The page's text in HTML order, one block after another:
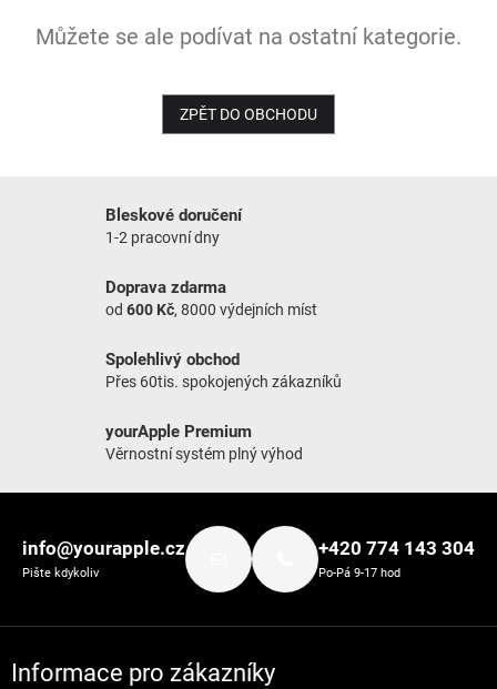
NOVINKY
Můžete se ale podívat na ostatní kategorie.
ZPĚT DO OBCHODU
Bleskové doručení
1-2 pracovní dny
Doprava zdarma
od 600 Kč, 8000 výdejních míst
Spolehlivý obchod
Přes 60tis. spokojených zákazníků
yourApple Premium
Věrnostní systém plný výhod
info@yourapple.cz
Pište kdykoliv
+420 774 143 304
Po-Pá 9-17 hod
Informace pro zákazníky